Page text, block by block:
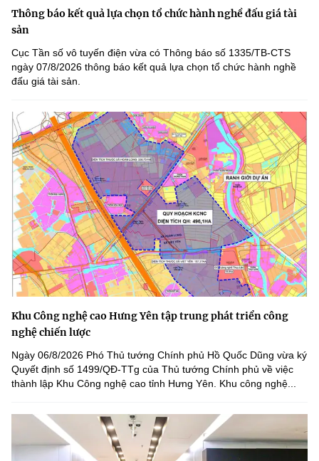
Thông báo kết quả lựa chọn tổ chức hành nghề đấu giá tài
sản
Cục Tần số vô tuyến điện vừa có Thông báo số 1335/TB-CTS
ngày 07/8/2026 thông báo kết quả lựa chọn tổ chức hành nghề
đấu giá tài sản.
Khu Công nghệ cao Hưng Yên tập trung phát triển công
nghệ chiến lược
Ngày 06/8/2026 Phó Thủ tướng Chính phủ Hồ Quốc Dũng vừa ký
Quyết định số 1499/QĐ-TTg của Thủ tướng Chính phủ về việc
thành lập Khu Công nghệ cao tỉnh Hưng Yên. Khu công nghệ...